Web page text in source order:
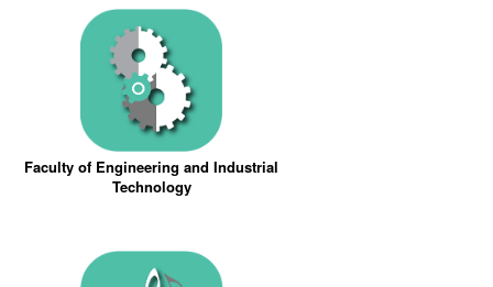
Faculty of Engineering and Industrial
Technology